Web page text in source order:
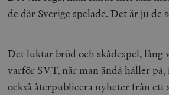
de där Sverige spelade. Det är ju de
Det luktar bröd och skådespel, lång
varför SVT, när man ändå håller på,
också återpublicera nyheter från ett